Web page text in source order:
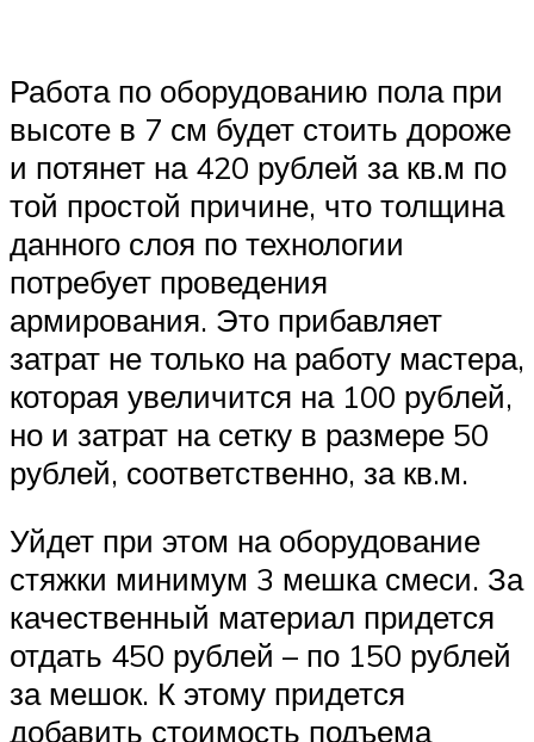
Работа по оборудованию пола при
высоте в 7 см будет стоить дороже
и потянет на 420 рублей за кв.м по
той простой причине, что толщина
данного слоя по технологии
потребует проведения
армирования. Это прибавляет
затрат не только на работу мастера,
которая увеличится на 100 рублей,
но и затрат на сетку в размере 50
рублей, соответственно, за кв.м.
Уйдет при этом на оборудование
стяжки минимум 3 мешка смеси. За
качественный материал придется
отдать 450 рублей – по 150 рублей
за мешок. К этому придется
добавить стоимость подъема